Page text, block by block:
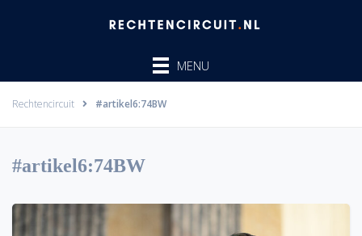
MENU
Rechtencircuit #artikel6:74BW
#artikel6:74BW